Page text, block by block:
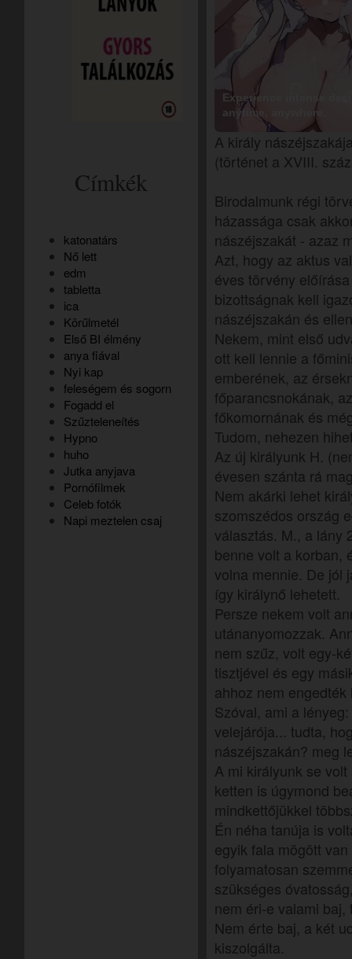
Címkék
katonatárs
Nő lett
edm
tabletta
ica
Körűlmetél
Első BI élmény
anya fiával
Nyi kap
feleségem és sogorn
Fogadd el
Szűzteleneítés
Hypno
huho
Jutka anyjava
Pornófilmek
Celeb fotók
Napi meztelen csaj
Experience intense
anytime, anywhere.
A király
(történet a XVIII.
Birodalmunk régi
házassága csak
nászéjszakát - azaz
Azt, hogy az aktus
éves törvény
bizottságnak kell
nászéjszakán és
Nekem, mint első
ott kell lennie a
emberének, az
főparancsnokának,
főkomornának és
Tudom, nehezen
Az új királyunk H.
évesen szánta rá
Nem akárki lehet
szomszédos ország
választás. M., a lány
benne volt a korban,
volna mennie. De jól
így királynő lehetett.
Persze nekem volt
utánanyomozzak.
nem szűz, volt egy-
tisztjével és egy
ahhoz nem
Szóval, ami a
velejárója... tudta,
nászéjszakán? meg
A mi királyunk se
ketten is úgymond
mindkettőjükkel
Én néha tanúja is
egyik fala mögött
folyamatosan
szükséges
nem éri-e valami
Nem érte baj, a két
kiszolgálta.